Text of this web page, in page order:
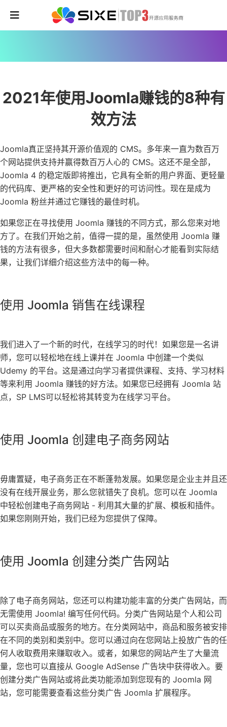
2021年使用Joomla赚钱的8种有
效方法
Joomla真正坚持其开源价值观的 CMS。多年来一直为数百万
个网站提供支持并赢得数百万人心的 CMS。这还不是全部，
Joomla 4 的稳定版即将推出，它具有全新的用户界面、更轻量
的代码库、更严格的安全性和更好的可访问性。现在是成为
Joomla 粉丝并通过它赚钱的最佳时机。
如果您正在寻找使用 Joomla 赚钱的不同方式，那么您来对地
方了。在我们开始之前，值得一提的是，虽然使用 Joomla 赚
钱的方法有很多，但大多数都需要时间和耐心才能看到实际结
果，让我们详细介绍这些方法中的每一种。
使用 Joomla 销售在线课程
我们进入了一个新的时代，在线学习的时代！如果您是一名讲
师，您可以轻松地在线上课并在 Joomla 中创建一个类似
Udemy 的平台。这是通过向学习者提供课程、支持、学习材料
等来利用 Joomla 赚钱的好方法。如果您已经拥有 Joomla 站
点，SP LMS可以轻松将其转变为在线学习平台。
使用 Joomla 创建电子商务网站
毋庸置疑，电子商务正在不断蓬勃发展。如果您是企业主并且还
没有在线开展业务，那么您就错失了良机。您可以在 Joomla
中轻松创建电子商务网站 - 利用其大量的扩展、模板和插件。
如果您刚刚开始，我们已经为您提供了保障。
使用 Joomla 创建分类广告网站
除了电子商务网站，您还可以构建功能丰富的分类广告网站，而
无需使用 Joomla! 编写任何代码。分类广告网站是个人和公司
可以买卖商品或服务的地方。在分类网站中，商品和服务被安排
在不同的类别和类别中。您可以通过向在您网站上投放广告的任
何人收取费用来赚取收入。或者，如果您的网站产生了大量流
量，您也可以直接从 Google AdSense 广告块中获得收入。要
创建分类广告网站或将此类功能添加到您现有的 Joomla 网
站，您可能需要查看这些分类广告 Joomla 扩展程序。